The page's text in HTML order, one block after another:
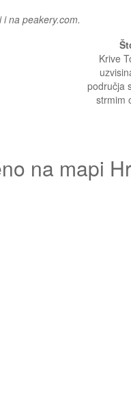
na peakery.com.
Krive
područja
strmim
na mapi